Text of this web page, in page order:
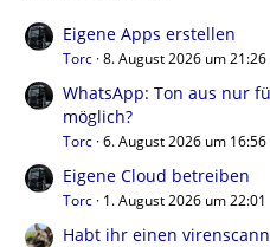
Eigene Apps erstellen
Torc 8. August 2026 um 21:26
WhatsApp: Ton aus nur
möglich?
Torc 6. August 2026 um 16:56
Eigene Cloud betreiben
Torc 1. August 2026 um 22:01
Habt ihr einen